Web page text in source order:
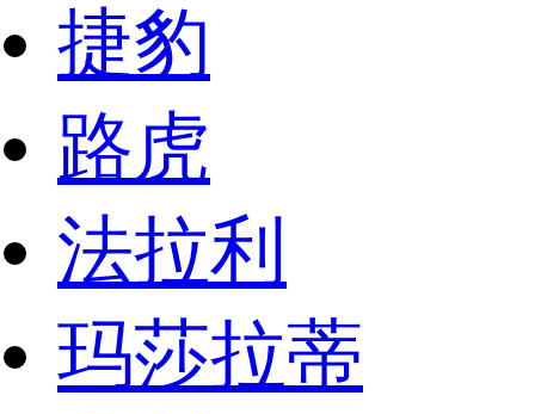
捷豹
路虎
法拉利
玛莎拉蒂